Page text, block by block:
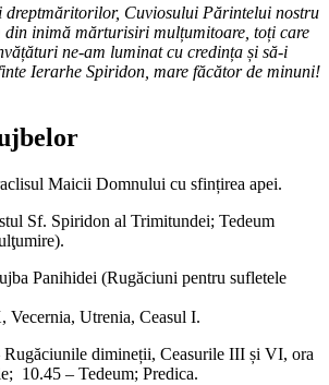
Cuviosului Părintelui nostru
din inimă mărturisiri mulțumitoare, toți care
ne-am luminat cu credința și să-i
Ierarhe Spiridon, mare făcător de minuni!
Maicii Domnului cu sfințirea apei.
Sf. Spiridon al Trimitundei; Tedeum
Panihidei (Rugăciuni pentru sufletele
Vecernia, Utrenia, Ceasul I.
Rugăciunile dimineții, Ceasurile III și VI, ora
10.45 – Tedeum; Predica.